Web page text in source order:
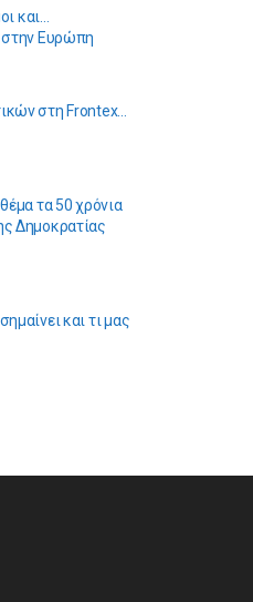
και…
στην Ευρώπη
στη Frontex…
τα 50 χρόνια
Δημοκρατίας
και τι μας